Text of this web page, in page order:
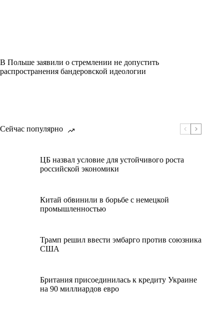
В Польше заявили о стремлении не допустить
распространения бандеровской идеологии
Сейчас популярно
ЦБ назвал условие для устойчивого роста
российской экономики
Китай обвинили в борьбе с немецкой
промышленностью
Трамп решил ввести эмбарго против союзника
США
Британия присоединилась к кредиту Украине
на 90 миллиардов евро